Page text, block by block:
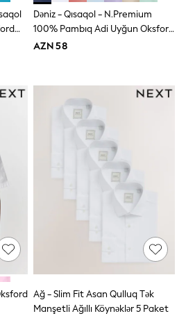
Dəniz - Qısaqol - N.Premium
100% Pambıq Adi Uyğun Oksford
Köynəyi
AZN 58
Ağ - Slim Fit Asan Qulluq Tək
Manşetli Ağıllı Köynəklər 5 Paket